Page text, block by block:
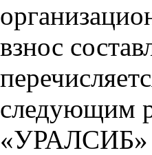
взнос
следующим
«УРАЛСИБ»